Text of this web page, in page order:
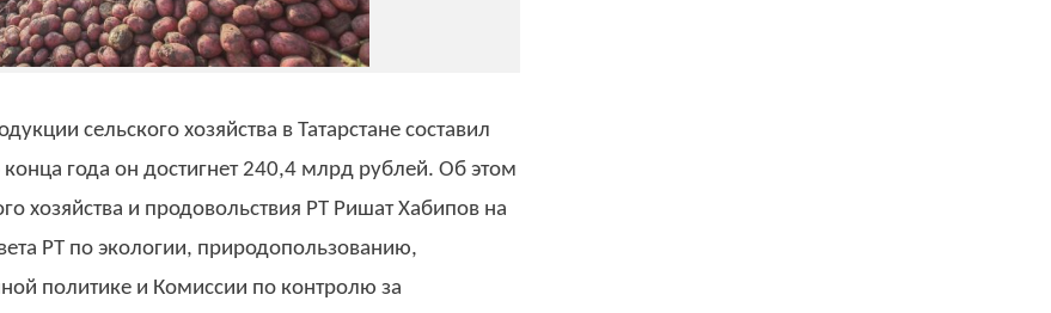
сельского хозяйства в Татарстане составил
года он достигнет 240,4 млрд рублей. Об этом
хозяйства и продовольствия РТ Ришат Хабипов на
РТ по экологии, природопользованию,
политике и Комиссии по контролю за